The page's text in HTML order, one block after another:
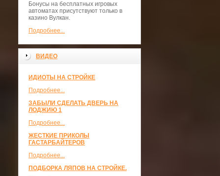
Бонусы на бесплатных игровых
автоматах присутствуют только в
казино Вулкан.
Подробнее...
ВИДЕО
ИДИОТЫ НА СТРОЙКЕ
Подробнее...
ЗАБЫЛИ СДЕЛАТЬ ДВЕРЬ НА
ЛОДЖИЮ 1
Подробнее...
ЖЕСТКИЕ ПРИКОЛЫ
ГАСТАРБАЙТЕРОВ
Подробнее...
ПОДБОРКА ЛЯПОВ НА СТРОЙКЕ.